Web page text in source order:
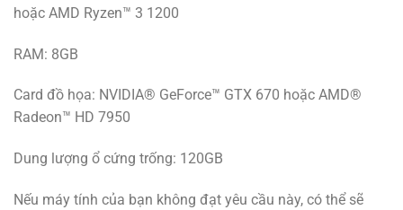
hoặc AMD Ryzen™ 3 1200
RAM: 8GB
Card đồ họa: NVIDIA® GeForce™ GTX 670 hoặc AMD®
Radeon™ HD 7950
Dung lượng ổ cứng trống: 120GB
Nếu máy tính của bạn không đạt yêu cầu này, có thể sẽ